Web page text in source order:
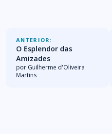
ANTERIOR:
O Esplendor das
Amizades
por Guilherme d'Oliveira
Martins